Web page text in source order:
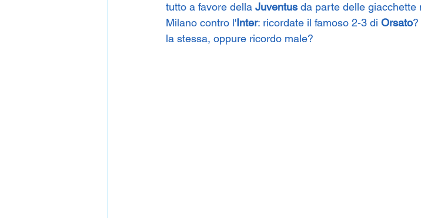
tutto a favore della Juventus da parte delle giacchette
Milano contro l'Inter: ricordate il famoso 2-3 di Orsato
la stessa, oppure ricordo male?